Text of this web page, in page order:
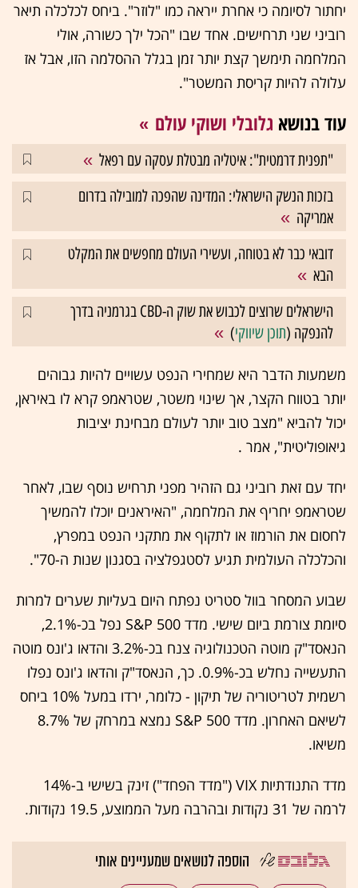
יחתור לסיומה כי אחרת ייראה כמו "לוזר". ביחס לכלכלה תיאר
רוביני שני תרחישים. אחד שבו "הכל ילך כשורה, אולי
המלחמה תימשך קצת יותר זמן בגלל ההסלמה הזו, אבל אז
עלולה להיות קריסת המשטר".
עוד בנושא גלובלי ושוקי עולם
"תפנית דרמטית": איטליה מבטלת עסקה עם רפאל
בזכות הנשק הישראלי: המדינה שהפכה למובילה בדרום
אמריקה
דובאי כבר לא בטוחה, ועשירי העולם מחפשים את המקלט
הבא
הישראלים שרוצים לכבוש את שוק ה-CBD בגרמניה בדרך
להנפקה (תוכן שיווקי)
משמעות הדבר היא שמחירי הנפט עשויים להיות גבוהים
יותר בטווח הקצר, אך שינוי משטר, שטראמפ קרא לו באיראן,
יכול להביא "מצב טוב יותר לעולם מבחינת יציבות
גיאופוליטית", אמר .
יחד עם זאת רוביני גם הזהיר מפני תרחיש נוסף שבו, לאחר
שטראמפ יחריף את המלחמה, "האיראנים יוכלו להמשיך
לחסום את הורמוז או לתקוף את מתקני הנפט במפרץ,
והכלכלה העולמית תגיע לסטגפלציה בסגנון שנות ה-70".
שבוע המסחר בוול סטריט נפתח היום בעליות שערים למרות
סיומת צורמת ביום שישי. מדד S&P 500 נפל בכ-2.1%,
הנאסד"ק מוטה הטכנולוגיה צנח בכ-3.2% והדאו ג'ונס מוטה
התעשייה נחלש בכ-0.9%. כך, הנאסד"ק והדאו ג'ונס נפלו
רשמית לטריטוריה של תיקון - כלומר, ירדו במעל 10% ביחס
לשיאם האחרון. מדד S&P 500 נמצא במרחק של 8.7%
משיאו.
מדד התנודתיות VIX ("מדד הפחד") זינק בשישי ב-14%
לרמה של 31 נקודות ובהרבה מעל הממוצע, 19.5 נקודות.
הוספה לנושאים שמעניינים אותי